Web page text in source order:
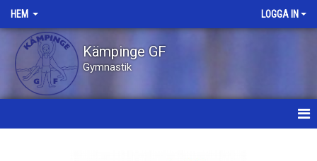
HEM LOGGA IN
Kämpinge GF
Gymnastik